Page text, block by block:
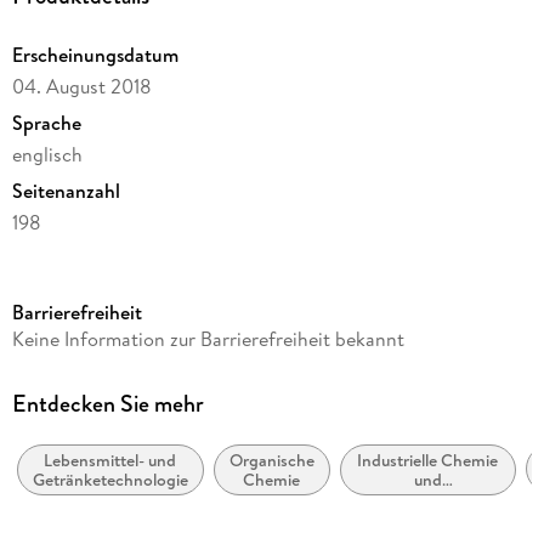
Erscheinungsdatum
04. August 2018
Sprache
englisch
Seitenanzahl
198
Herausgegeben von
Verlag/Hersteller
Produktart
kartoniert
Barrierefreiheit
Keine Information zur Barrierefreiheit bekannt
Entdecken Sie mehr
Lebensmittel- und
Getränketechnologie
Organische
Chemie
Industrielle Chemie
und
Chemietechnologie